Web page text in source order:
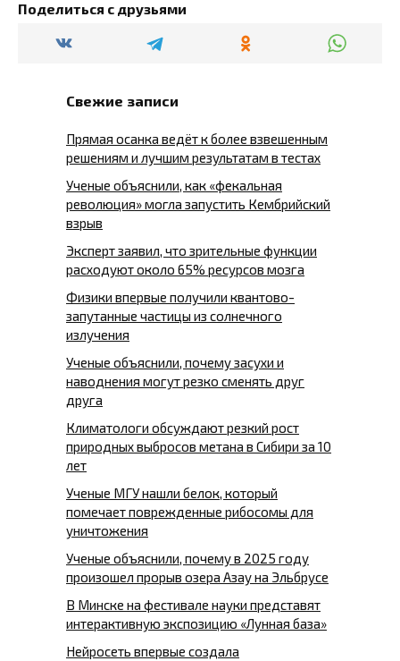
Поделиться с друзьями
Свежие записи
Прямая осанка ведёт к более взвешенным
решениям и лучшим результатам в тестах
Ученые объяснили, как «фекальная
революция» могла запустить Кембрийский
взрыв
Эксперт заявил, что зрительные функции
расходуют около 65% ресурсов мозга
Физики впервые получили квантово-
запутанные частицы из солнечного
излучения
Ученые объяснили, почему засухи и
наводнения могут резко сменять друг
друга
Климатологи обсуждают резкий рост
природных выбросов метана в Сибири за 10
лет
Ученые МГУ нашли белок, который
помечает поврежденные рибосомы для
уничтожения
Ученые объяснили, почему в 2025 году
произошел прорыв озера Азау на Эльбрусе
В Минске на фестивале науки представят
интерактивную экспозицию «Лунная база»
Нейросеть впервые создала